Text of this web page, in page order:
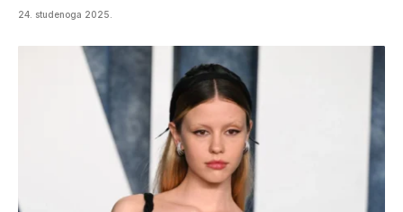
24. studenoga 2025.